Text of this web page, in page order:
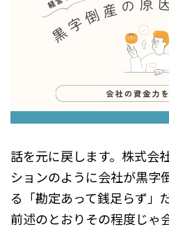
話を元に戻します。株式会
ションのように会社が黒字
る「勘定あって銭足らず」
前述のとおりその程度じゃ